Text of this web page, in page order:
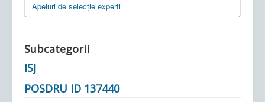
Apeluri de selecție experti
Subcategorii
ISJ
POSDRU ID 137440